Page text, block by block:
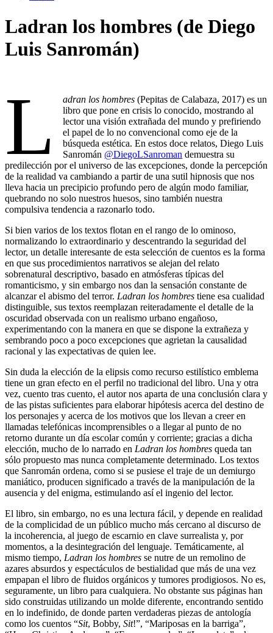
Ladran los hombres (de Diego
Luis Sanromán)
L adran los hombres (Pepitas de Calabaza, 2017) es un
libro que pone en crisis lo conocido, mostrando al
lector una visión extrañada del mundo y prefiriendo
el papel de lo no convencional como eje de la
búsqueda estética. En estos doce relatos, Diego Luis
Sanromán @DiegoLSanroman demuestra su
predilección por el universo de las excepciones, donde la percepción
de la realidad va cambiando a partir de una sutil hipnosis que nos
lleva hacia un precipicio profundo pero de algún modo familiar,
quebrando no solo nuestros huesos, sino también nuestra
compulsiva tendencia a razonarlo todo.
Si bien varios de los textos flotan en el rango de lo ominoso,
normalizando lo extraordinario y descentrando la seguridad del
lector, un detalle interesante de esta selección de cuentos es la forma
en que sus procedimientos narrativos se alejan del relato
sobrenatural descriptivo, basado en atmósferas típicas del
romanticismo, y sin embargo nos dan la sensación constante de
alcanzar el abismo del terror. Ladran los hombres tiene esa cualidad
distinguible, sus textos reemplazan reiteradamente el detalle de la
oscuridad observada con un realismo urbano engañoso,
experimentando con la manera en que se dispone la extrañeza y
sembrando poco a poco excepciones que agrietan la causalidad
racional y las expectativas de quien lee.
Sin duda la elección de la elipsis como recurso estilístico emblema
tiene un gran efecto en el perfil no tradicional del libro. Una y otra
vez, cuento tras cuento, el autor nos aparta de una conclusión clara y
de las pistas suficientes para elaborar hipótesis acerca del destino de
los personajes y acerca de los motivos que los llevan a creer en
llamadas telefónicas incomprensibles o a llegar al punto de no
retorno durante un día escolar común y corriente; gracias a dicha
elección, mucho de lo narrado en Ladran los hombres queda tan
sólo propuesto mas nunca completamente determinado. Los textos
que Sanromán ordena, como si se pusiese el traje de un demiurgo
maniático, producen significado a través de la manipulación de la
ausencia y del enigma, estimulando así el ingenio del lector.
El libro, sin embargo, no es una lectura fácil, y depende en realidad
de la complicidad de un público mucho más cercano al discurso de
la incoherencia, al juego de escarnio en clave surrealista y, por
momentos, a la desintegración del lenguaje. Temáticamente, al
mismo tiempo, Ladran los hombres se nutre de un remolino de
azares absurdos y espectáculos de bestialidad que más de una vez
empapan el libro de fluidos orgánicos y tumores prodigiosos. No es,
seguramente, un libro para cualquiera. No obstante sus páginas han
sido construidas utilizando un molde diferente, encontrando sentido
en lo indefinido, de donde parten verdaderas piezas de antología
como los cuentos “Sit, Bobby, Sit!”, “Mariposas en la barriga”,